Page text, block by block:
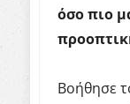
όσο πιο
Βοήθησε